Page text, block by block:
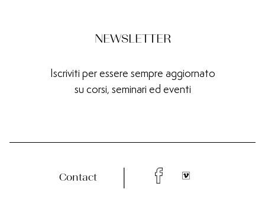
NEWSLETTER
Iscriviti per essere sempre aggiornato
su corsi, seminari ed eventi
Contact